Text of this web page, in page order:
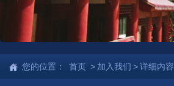
您的位置： 首页 > 加入我们 >详细内容